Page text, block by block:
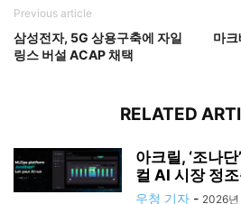
Previous article
삼성전자, 5G 상용구축에 자일
링스 버설 ACAP 채택
마크
RELATED
아크릴, ‘조나
컬 AI 시장 정
우청 기자 - 2026